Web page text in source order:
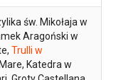
św. Mikołaja w
Aragoński w
Trulli w
Katedra w